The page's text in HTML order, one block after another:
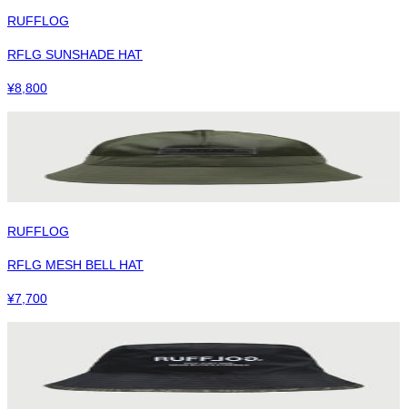
RUFFLOG
RFLG SUNSHADE HAT
¥8,800
RUFFLOG
RFLG MESH BELL HAT
¥7,700